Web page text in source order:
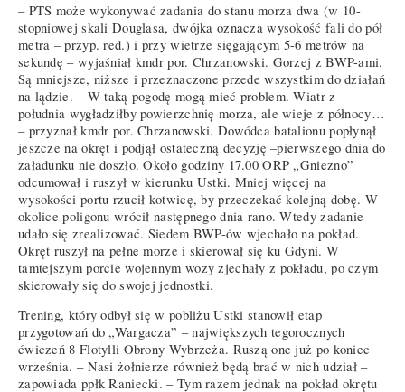
– PTS może wykonywać zadania do stanu morza dwa (w 10-
stopniowej skali Douglasa, dwójka oznacza wysokość fali do pół
metra – przyp. red.) i przy wietrze sięgającym 5-6 metrów na
sekundę – wyjaśniał kmdr por. Chrzanowski. Gorzej z BWP-ami.
Są mniejsze, niższe i przeznaczone przede wszystkim do działań
na lądzie. – W taką pogodę mogą mieć problem. Wiatr z
południa wygładziłby powierzchnię morza, ale wieje z północy…
– przyznał kmdr por. Chrzanowski. Dowódca batalionu popłynął
jeszcze na okręt i podjął ostateczną decyzję –pierwszego dnia do
załadunku nie doszło. Około godziny 17.00 ORP „Gniezno”
odcumował i ruszył w kierunku Ustki. Mniej więcej na
wysokości portu rzucił kotwicę, by przeczekać kolejną dobę. W
okolice poligonu wrócił następnego dnia rano. Wtedy zadanie
udało się zrealizować. Siedem BWP-ów wjechało na pokład.
Okręt ruszył na pełne morze i skierował się ku Gdyni. W
tamtejszym porcie wojennym wozy zjechały z pokładu, po czym
skierowały się do swojej jednostki.
Trening, który odbył się w pobliżu Ustki stanowił etap
przygotowań do „Wargacza” – największych tegorocznych
ćwiczeń 8 Flotylli Obrony Wybrzeża. Ruszą one już po koniec
września. – Nasi żołnierze również będą brać w nich udział –
zapowiada ppłk Raniecki. – Tym razem jednak na pokład okrętu